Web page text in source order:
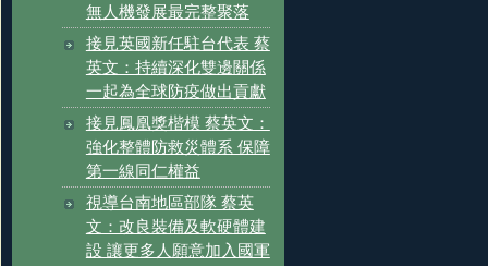
無人機發展最完整聚落
接見英國新任駐台代表 蔡
英文：持續深化雙邊關係
一起為全球防疫做出貢獻
接見鳳凰獎楷模 蔡英文：
強化整體防救災體系 保障
第一線同仁權益
視導台南地區部隊 蔡英
文：改良裝備及軟硬體建
設 讓更多人願意加入國軍